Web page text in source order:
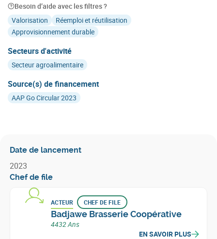
Besoin d’aide avec les filtres ?
Valorisation
Réemploi et réutilisation
Approvisionnement durable
Secteurs d'activité
Secteur agroalimentaire
Source(s) de financement
AAP Go Circular 2023
Date de lancement
2023
Chef de file
ACTEUR CHEF DE FILE
Badjawe Brasserie Coopérative
4432 Ans
EN SAVOIR PLUS